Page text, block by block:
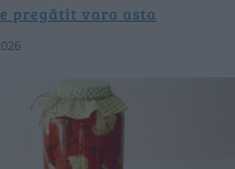
pregătit vara asta